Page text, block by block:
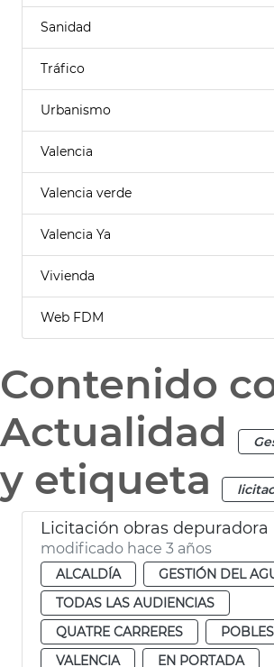
Sanidad
Tráfico
Urbanismo
Valencia
Valencia verde
Valencia Ya
Vivienda
Web FDM
Contenido
Actualidad
y etiqueta
Licitación obras depuradora
modificado hace 3 años
ALCALDÍA
GESTIÓN DEL
TODAS LAS AUDIENCIAS
QUATRE CARRERES
VALENCIA
EN PORTADA